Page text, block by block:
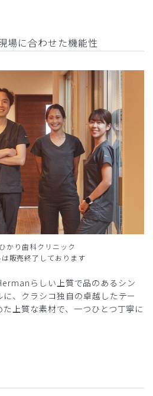
場に合わせた機能性
かり歯科クリニック
販売終了しております
らしい上質で品のあるシン
、クラシコ独自の卓越したテー
上質な素材で、一つひとつ丁寧に